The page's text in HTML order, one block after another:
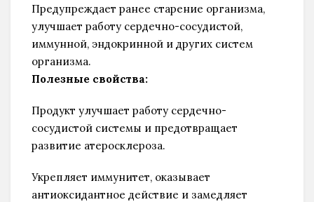
Предупреждает ранее старение организма,
улучшает работу сердечно-сосудистой,
иммунной, эндокринной и других систем
организма.
Полезные свойства:
Продукт улучшает работу сердечно-
сосудистой системы и предотвращает
развитие атеросклероза.
Укрепляет иммунитет, оказывает
антиоксидантное действие и замедляет